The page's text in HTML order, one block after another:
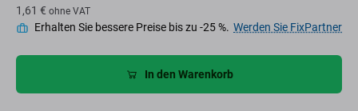
1,61 € ohne VAT
Erhalten Sie bessere Preise bis zu -25 %. Werden Sie FixPartner
In den Warenkorb